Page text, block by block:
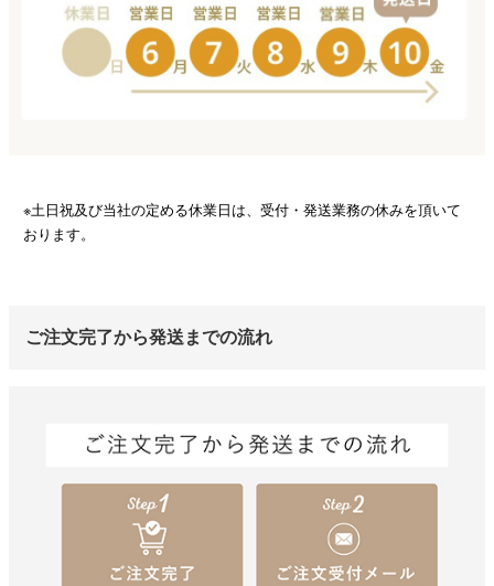
※土日祝及び当社の定める休業日は、受付・発送業務の休みを頂いて
おります。
ご注文完了から発送までの流れ